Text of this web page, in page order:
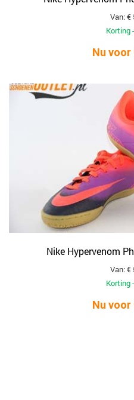
Van: €
Korting
Nu voor
Nike Hypervenom
Van: €
Korting
Nu voor